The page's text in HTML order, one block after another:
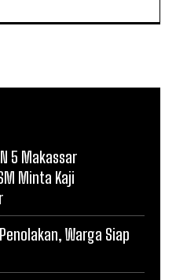
5 Makassar
Minta Kaji
Warga Siap